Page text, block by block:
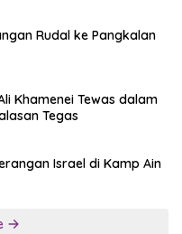
Rudal ke Pangkalan
Khamenei Tewas dalam
Tegas
Israel di Kamp Ain